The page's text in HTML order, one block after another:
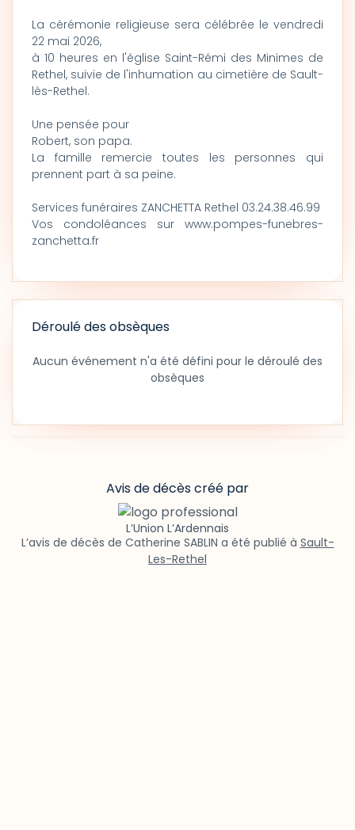
La cérémonie religieuse sera célébrée le vendredi
22 mai 2026,
à 10 heures en l'église Saint-Rémi des Minimes de
Rethel, suivie de l'inhumation au cimetière de Sault-
lès-Rethel.
Une pensée pour
Robert, son papa.
La famille remercie toutes les personnes qui
prennent part à sa peine.
Services funéraires ZANCHETTA Rethel 03.24.38.46.99
Vos condoléances sur www.pompes-funebres-
zanchetta.fr
Déroulé des obsèques
Aucun événement n'a été défini pour le déroulé des
obsèques
Avis de décès créé par
L’Union L’Ardennais
L’avis de décès de Catherine SABLIN a été publié à Sault-
Les-Rethel